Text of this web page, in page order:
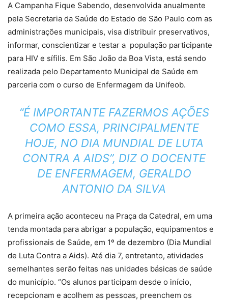
A Campanha Fique Sabendo, desenvolvida anualmente
pela Secretaria da Saúde do Estado de São Paulo com as
administrações municipais, visa distribuir preservativos,
informar, conscientizar e testar a população participante
para HIV e sífilis. Em São João da Boa Vista, está sendo
realizada pelo Departamento Municipal de Saúde em
parceria com o curso de Enfermagem da Unifeob.
“É IMPORTANTE FAZERMOS AÇÕES
COMO ESSA, PRINCIPALMENTE
HOJE, NO DIA MUNDIAL DE LUTA
CONTRA A AIDS”, DIZ O DOCENTE
DE ENFERMAGEM, GERALDO
ANTONIO DA SILVA
A primeira ação aconteceu na Praça da Catedral, em uma
tenda montada para abrigar a população, equipamentos e
profissionais de Saúde, em 1º de dezembro (Dia Mundial
de Luta Contra a Aids). Até dia 7, entretanto, atividades
semelhantes serão feitas nas unidades básicas de saúde
do município. “Os alunos participam desde o início,
recepcionam e acolhem as pessoas, preenchem os